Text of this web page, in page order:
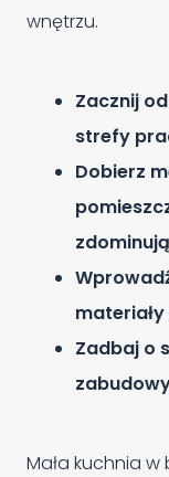
wnętrzu.
Zacznij
strefy
Dobierz
Zadbaj o
Mała kuchnia